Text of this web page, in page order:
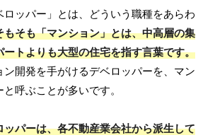
ロッパー」とは、どういう職種をあらわ
もそも「マンション」とは、中高層の集
トよりも大型の住宅を指す言葉です。
ン開発を手がけるデベロッパーを、マン
呼ぶことが多いです。
パーは、各不動産業会社から派生して